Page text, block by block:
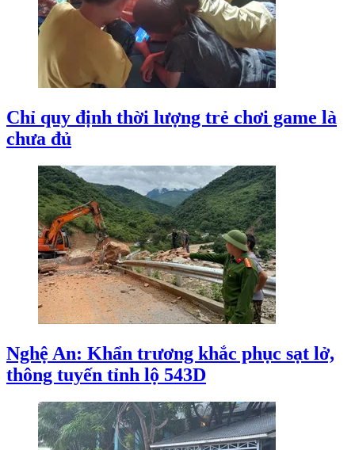
Chỉ quy định thời lượng trẻ chơi game là
chưa đủ
Nghệ An: Khẩn trương khắc phục sạt lở,
thông tuyến tỉnh lộ 543D